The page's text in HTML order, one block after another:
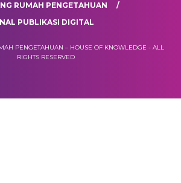
RUMAH PENGETAHUAN
PUBLIKASI DIGITAL
PENGETAHUAN – HOUSE OF KNOWLEDGE - ALL
RIGHTS RESERVED